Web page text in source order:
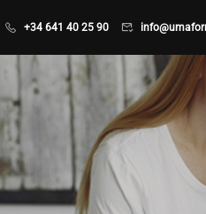
+34 641 40 25 90